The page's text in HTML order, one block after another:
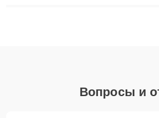
Вопросы и